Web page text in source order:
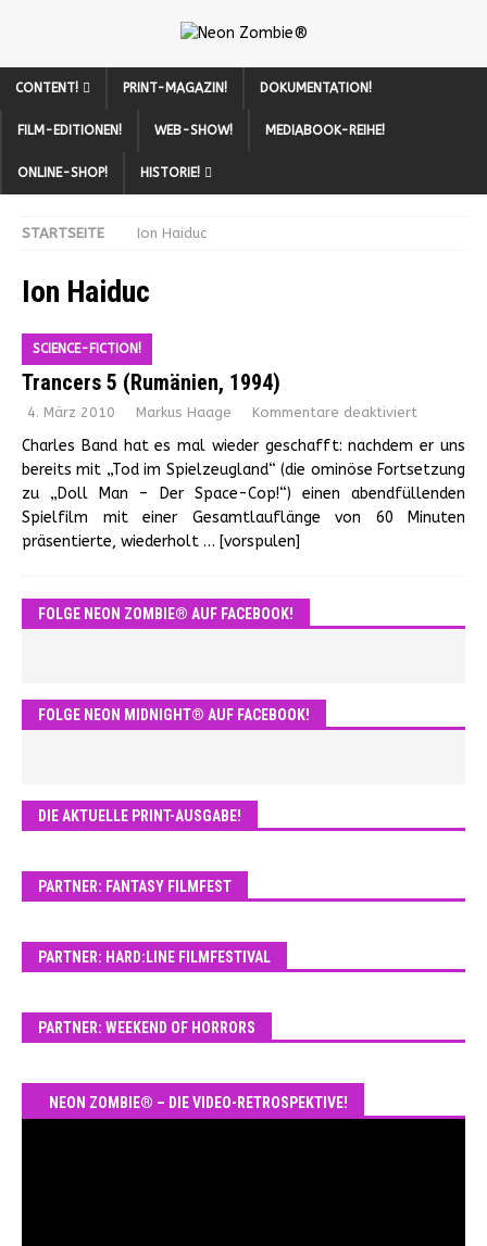
CONTENT! PRINT-MAGAZIN! DOKUMENTATION!
FILM-EDITIONEN! WEB-SHOW! MEDIABOOK-REIHE!
ONLINE-SHOP! HISTORIE!
STARTSEITE Ion Haiduc
Ion Haiduc
SCIENCE-FICTION!
Trancers 5 (Rumänien, 1994)
4. März 2010 Markus Haage Kommentare deaktiviert
Charles Band hat es mal wieder geschafft: nachdem er uns
bereits mit „Tod im Spielzeugland“ (die ominöse Fortsetzung
zu „Doll Man – Der Space-Cop!“) einen abendfüllenden
Spielfilm mit einer Gesamtlauflänge von 60 Minuten
präsentierte, wiederholt … [vorspulen]
FOLGE NEON ZOMBIE® AUF FACEBOOK!
FOLGE NEON MIDNIGHT® AUF FACEBOOK!
DIE AKTUELLE PRINT-AUSGABE!
PARTNER: FANTASY FILMFEST
PARTNER: HARD:LINE FILMFESTIVAL
PARTNER: WEEKEND OF HORRORS
NEON ZOMBIE® – DIE VIDEO-RETROSPEKTIVE!